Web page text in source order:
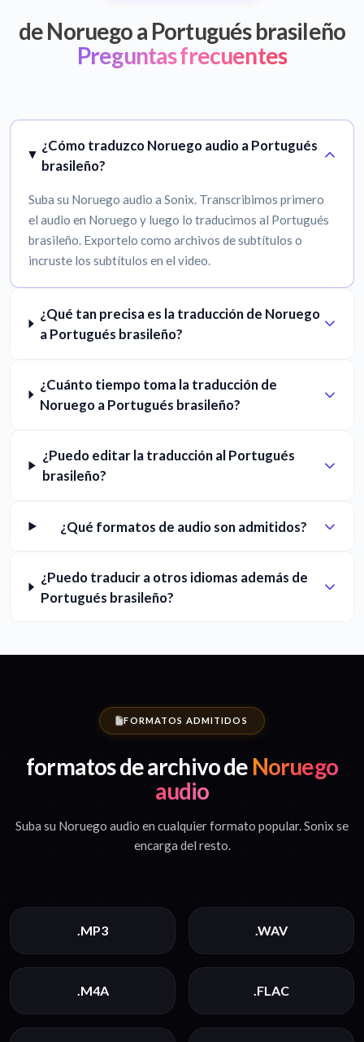
de Noruego a Portugués brasileño
Preguntas frecuentes
¿Cómo traduzco Noruego audio a Portugués
brasileño?
Suba su Noruego audio a Sonix. Transcribimos primero
el audio en Noruego y luego lo traducimos al Portugués
brasileño. Exportelo como archivos de subtítulos o
incruste los subtítulos en el video.
¿Qué tan precisa es la traducción de Noruego
a Portugués brasileño?
¿Cuánto tiempo toma la traducción de
Noruego a Portugués brasileño?
¿Puedo editar la traducción al Portugués
brasileño?
¿Qué formatos de audio son admitidos?
¿Puedo traducir a otros idiomas además de
Portugués brasileño?
FORMATOS ADMITIDOS
formatos de archivo de Noruego
audio
Suba su Noruego audio en cualquier formato popular. Sonix se
encarga del resto.
.MP3 .WAV
.M4A .FLAC